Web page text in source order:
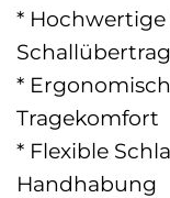
*
*
Tragekomfort
* Flexible
Handhabung